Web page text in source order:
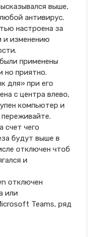
выше,
антивирус.
настроена за
и изменению
применены
но приятно.
для» при его
с центра влево,
компьютер и
счет чего
будут выше в
отключен чтоб
и
отключен
или
Teams, ряд